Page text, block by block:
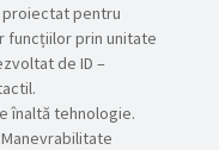
pentru
funcțiilor prin unitate
de ID –
înaltă tehnologie.